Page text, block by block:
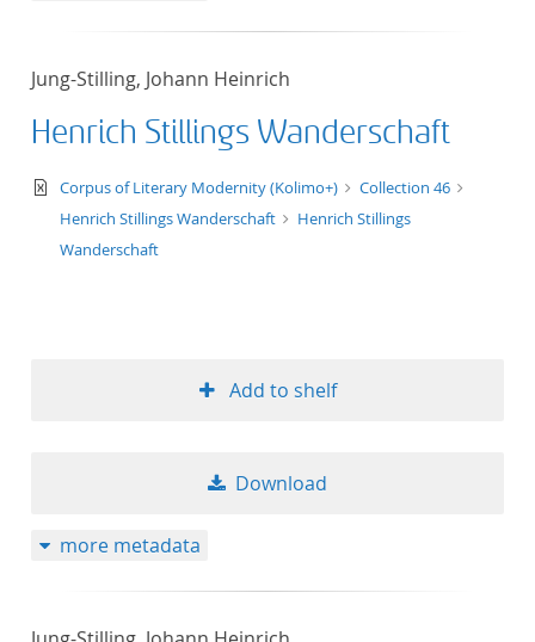
Jung-Stilling, Johann Heinrich
Henrich Stillings Wanderschaft
text/xml
Corpus of Literary Modernity (Kolimo+)
Collection 46
Henrich Stillings Wanderschaft
Henrich Stillings
Wanderschaft
Add to shelf
Download
more metadata